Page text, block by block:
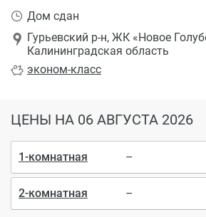
эконом-класс
Гурьевский р-н, ЖК «Новое
Калининградская область
Дом сдан
ЦЕНЫ НА 06 АВГУСТА 2026
1-комнатная –
2-комнатная –